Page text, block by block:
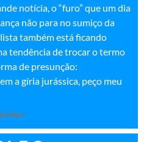
notícia, o “furo” que um dia
não para no sumiço da
também está ficando
tendência de trocar o termo
de presunção:
a gíria jurássica, peço meu